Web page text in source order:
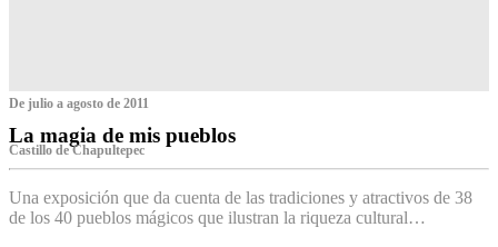
De julio a agosto de 2011
La magia de mis pueblos
Castillo de Chapultepec
Una exposición que da cuenta de las tradiciones y atractivos de 38
de los 40 pueblos mágicos que ilustran la riqueza cultural…